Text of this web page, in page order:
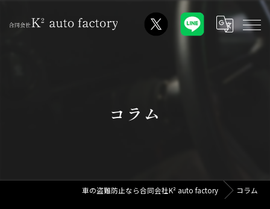
コラム
車の盗難防止なら合同会社K² auto factory コラム